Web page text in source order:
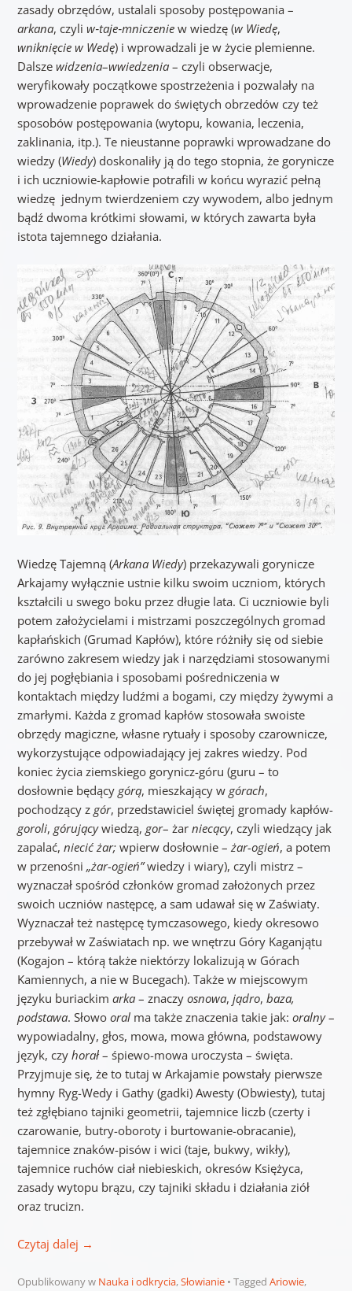
zasady obrzędów, ustalali sposoby postępowania –
arkana, czyli w‑taje‑mniczeniew wiedzę (w Wiedę,
wniknięcie w Wedę) i wprowadzali je w życie plemienne.
Dalsze widzenia–wwiedzenia– czyli obserwacje,
weryfikowały początkowe spostrzeżenia i pozwalały na
wprowadzenie poprawek do świętych obrzedów czy też
sposobów postępowania (wytopu, kowania, leczenia,
zaklinania, itp.). Te nieustanne poprawki wprowadzane do
wiedzy (Wiedy) doskonaliły ją do tego stopnia, że gorynicze
i ich uczniowie-kapłowie potrafili w końcu wyrazić pełną
wiedzę jednym twierdzeniem czy wywodem, albo jednym
bądź dwoma krótkimi słowami, w których zawarta była
istota tajemnego działania.
Wiedzę Tajemną (Arkana Wiedy) przekazywali gorynicze
Arkajamy wyłącznie ustnie kilku swoim uczniom, których
kształcili u swego boku przez długie lata. Ci uczniowie byli
potem założycielami i mistrzami poszczególnych gromad
kapłańskich (Grumad Kapłów), które różniły się od siebie
zarówno zakresem wiedzy jak i narzędziami stosowanymi
do jej pogłębiania i sposobami pośredniczenia w
kontaktach między ludźmi a bogami, czy między żywymi a
zmarłymi. Każda z gromad kapłów stosowała swoiste
obrzędy magiczne, własne rytuały i sposoby czarownicze,
wykorzystujące odpowiadający jej zakres wiedzy. Pod
koniec życia ziemskiego gorynicz-góru (guru – to
dosłownie będący górą, mieszkający w górach,
pochodzący z gór, przedstawiciel świętej gromady kapłów-
goroli, górującywiedzą, gor– żar niecący, czyli wiedzący jak
zapalać, niecić żar;wpierw dosłownie – żar-ogień, a potem
w przenośni „żar-ogień”wiedzy i wiary), czyli mistrz –
wyznaczał spośród członków gromad założonych przez
swoich uczniów następcę, a sam udawał się w Zaświaty.
Wyznaczał też następcę tymczasowego, kiedy okresowo
przebywał w Zaświatach np. we wnętrzu Góry Kaganjątu
(Kogajon – którą także niektórzy lokalizują w Górach
Kamiennych, a nie w Bucegach). Także w miejscowym
języku buriackim arka– znaczy osnowa, jądro, baza,
podstawa. Słowo oral ma także znaczenia takie jak: oralny–
wypowiadalny, głos, mowa, mowa główna, podstawowy
język, czy horał– śpiewo-mowa uroczysta – święta.
Przyjmuje się, że to tutaj w Arkajamie powstały pierwsze
hymny Ryg-Wedy i Gathy (gadki) Awesty (Obwiesty), tutaj
też zgłębiano tajniki geometrii, tajemnice liczb (czerty i
czarowanie, butry-oboroty i burtowanie-obracanie),
tajemnice znaków-pisów i wici (taje, bukwy, wikły),
tajemnice ruchów ciał niebieskich, okresów Księżyca,
zasady wytopu brązu, czy tajniki składu i działania ziół
oraz trucizn.
Czytaj dalej →
Opublikowany w Nauka i odkrycia,Słowianie Tagged Ariowie,